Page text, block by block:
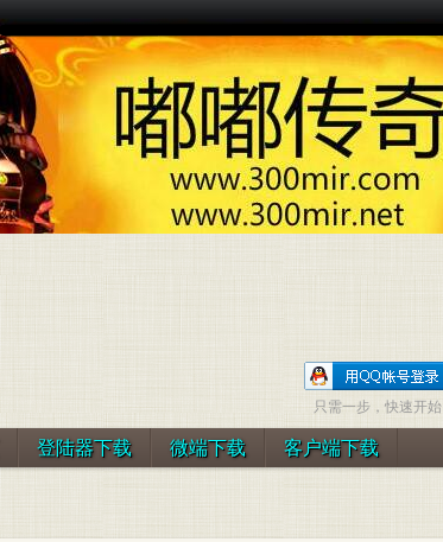
只需一步，快速开始
登陆器下载 微端下载 客户端下载